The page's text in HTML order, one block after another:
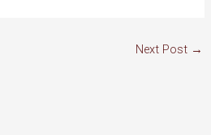
Next Post →